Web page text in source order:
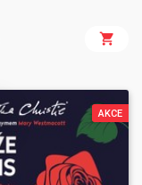
AKCE